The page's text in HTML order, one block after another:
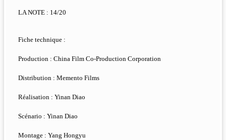
LA NOTE : 14/20
Fiche technique :
Production : China Film Co-Production Corporation
Distribution : Memento Films
Réalisation : Yinan Diao
Scénario : Yinan Diao
Montage : Yang Hongyu